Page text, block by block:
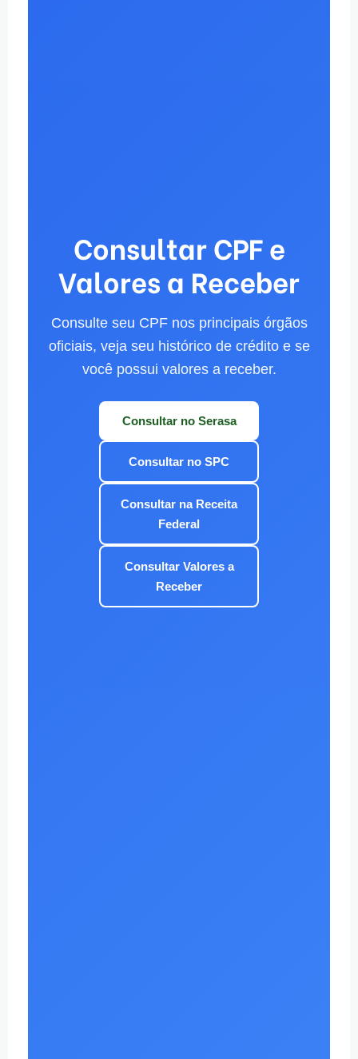
Consultar CPF e
Valores a Receber
Consulte seu CPF nos principais órgãos
oficiais, veja seu histórico de crédito e se
você possui valores a receber.
Consultar no Serasa
Consultar no SPC
Consultar na Receita
Federal
Consultar Valores a
Receber